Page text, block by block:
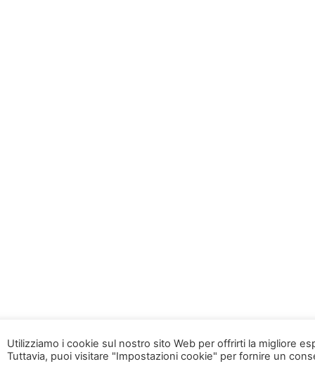
Utilizziamo i cookie sul nostro sito Web per offrirti la migliore
Tuttavia, puoi visitare "Impostazioni cookie" per fornire un